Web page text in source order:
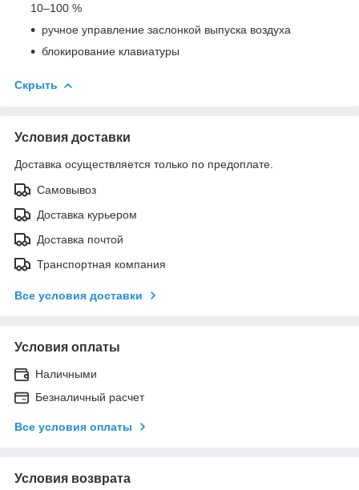
10–100 %
ручное управление заслонкой выпуска воздуха
блокирование клавиатуры
Скрыть
Условия доставки
Доставка осуществляется только по предоплате.
Самовывоз
Доставка курьером
Доставка почтой
Транспортная компания
Все условия доставки
Условия оплаты
Наличными
Безналичный расчет
Все условия оплаты
Условия возврата